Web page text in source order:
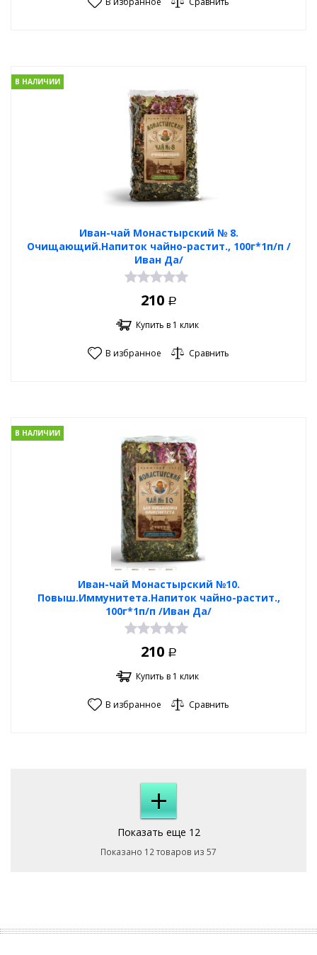
Иван-чай Монастырский № 8.
Очищающий.Напиток чайно-растит., 100г*1п/п /
Иван Да/
В НАЛИЧИИ
210 Р
Купить в 1 клик
В избранное Сравнить
Иван-чай Монастырский №10.
Повыш.Иммунитета.Напиток чайно-растит.,
100г*1п/п /Иван Да/
В НАЛИЧИИ
210 Р
Купить в 1 клик
В избранное Сравнить
+
Показать еще 12
Показано 12 товаров из 57